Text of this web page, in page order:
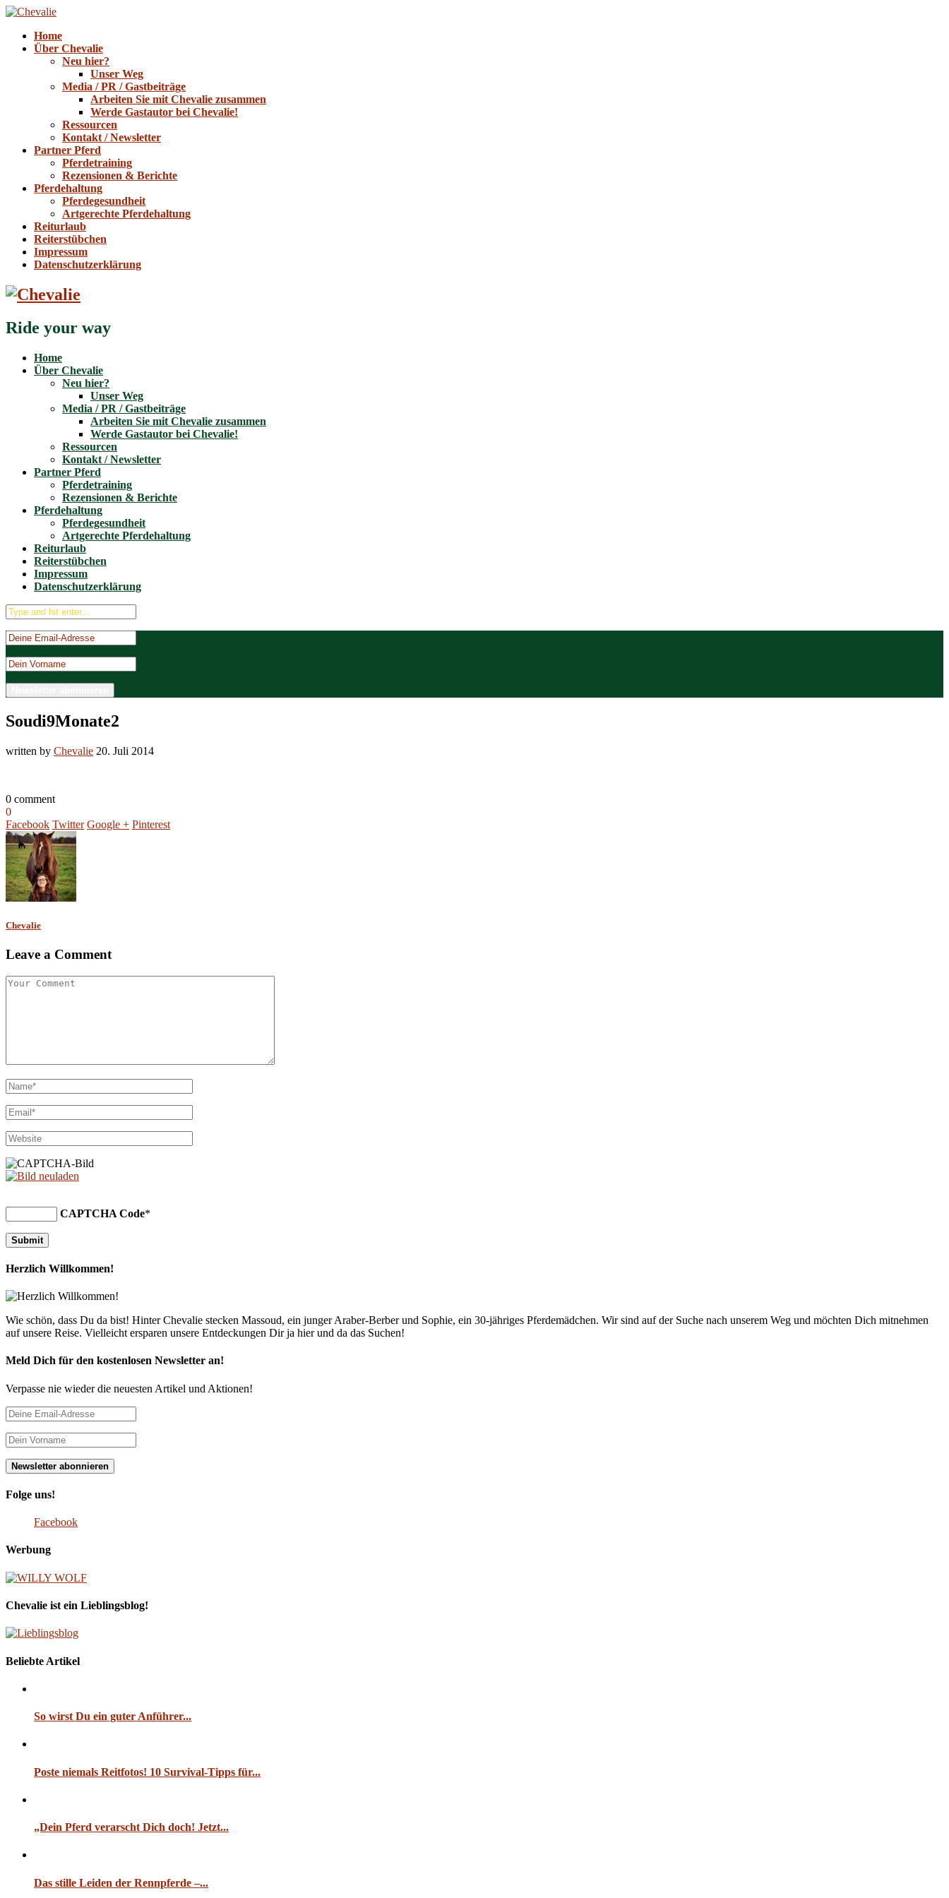
Home
Über Chevalie
Neu hier?
Unser Weg
Media / PR / Gastbeiträge
Arbeiten Sie mit Chevalie zusammen
Werde Gastautor bei Chevalie!
Ressourcen
Kontakt / Newsletter
Partner Pferd
Pferdetraining
Rezensionen & Berichte
Pferdehaltung
Pferdegesundheit
Artgerechte Pferdehaltung
Reiturlaub
Reiterstübchen
Impressum
Datenschutzerklärung
Ride your way
Home
Über Chevalie
Neu hier?
Unser Weg
Media / PR / Gastbeiträge
Arbeiten Sie mit Chevalie zusammen
Werde Gastautor bei Chevalie!
Ressourcen
Kontakt / Newsletter
Partner Pferd
Pferdetraining
Rezensionen & Berichte
Pferdehaltung
Pferdegesundheit
Artgerechte Pferdehaltung
Reiturlaub
Reiterstübchen
Impressum
Datenschutzerklärung
Soudi9Monate2
written by Chevalie 20. Juli 2014
0 comment
0
Facebook Twitter Google + Pinterest
Chevalie
Leave a Comment
CAPTCHA Code*
Herzlich Willkommen!
Wie schön, dass Du da bist! Hinter Chevalie stecken Massoud, ein junger Araber-Berber und Sophie, ein 30-jähriges Pferdemädchen. Wir sind auf der Suche nach unserem Weg und möchten Dich mitnehmen
auf unsere Reise. Vielleicht ersparen unsere Entdeckungen Dir ja hier und da das Suchen!
Meld Dich für den kostenlosen Newsletter an!
Verpasse nie wieder die neuesten Artikel und Aktionen!
Folge uns!
Facebook
Werbung
Chevalie ist ein Lieblingsblog!
Beliebte Artikel
So wirst Du ein guter Anführer...
Poste niemals Reitfotos! 10 Survival-Tipps für...
„Dein Pferd verarscht Dich doch! Jetzt...
Das stille Leiden der Rennpferde –...